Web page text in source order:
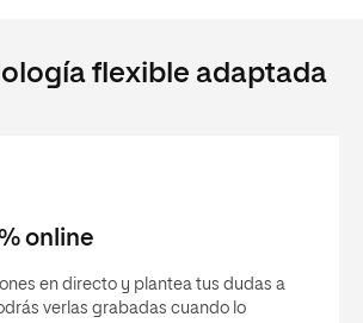
flexible adaptada
online
en directo y plantea tus dudas a
verlas grabadas cuando lo